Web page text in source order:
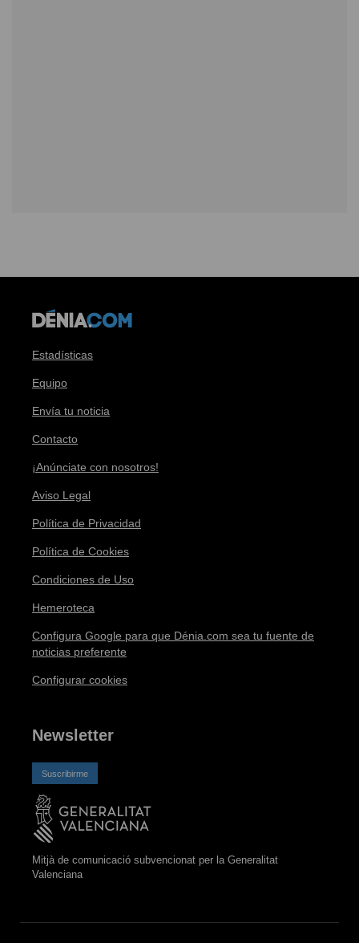
Estadísticas
Equipo
Envía tu noticia
Contacto
¡Anúnciate con nosotros!
Aviso Legal
Política de Privacidad
Política de Cookies
Condiciones de Uso
Hemeroteca
Configura Google para que Dénia.com sea tu fuente de
noticias preferente
Configurar cookies
Newsletter
Suscribirme
Mitjà de comunicació subvencionat per la Generalitat
Valenciana